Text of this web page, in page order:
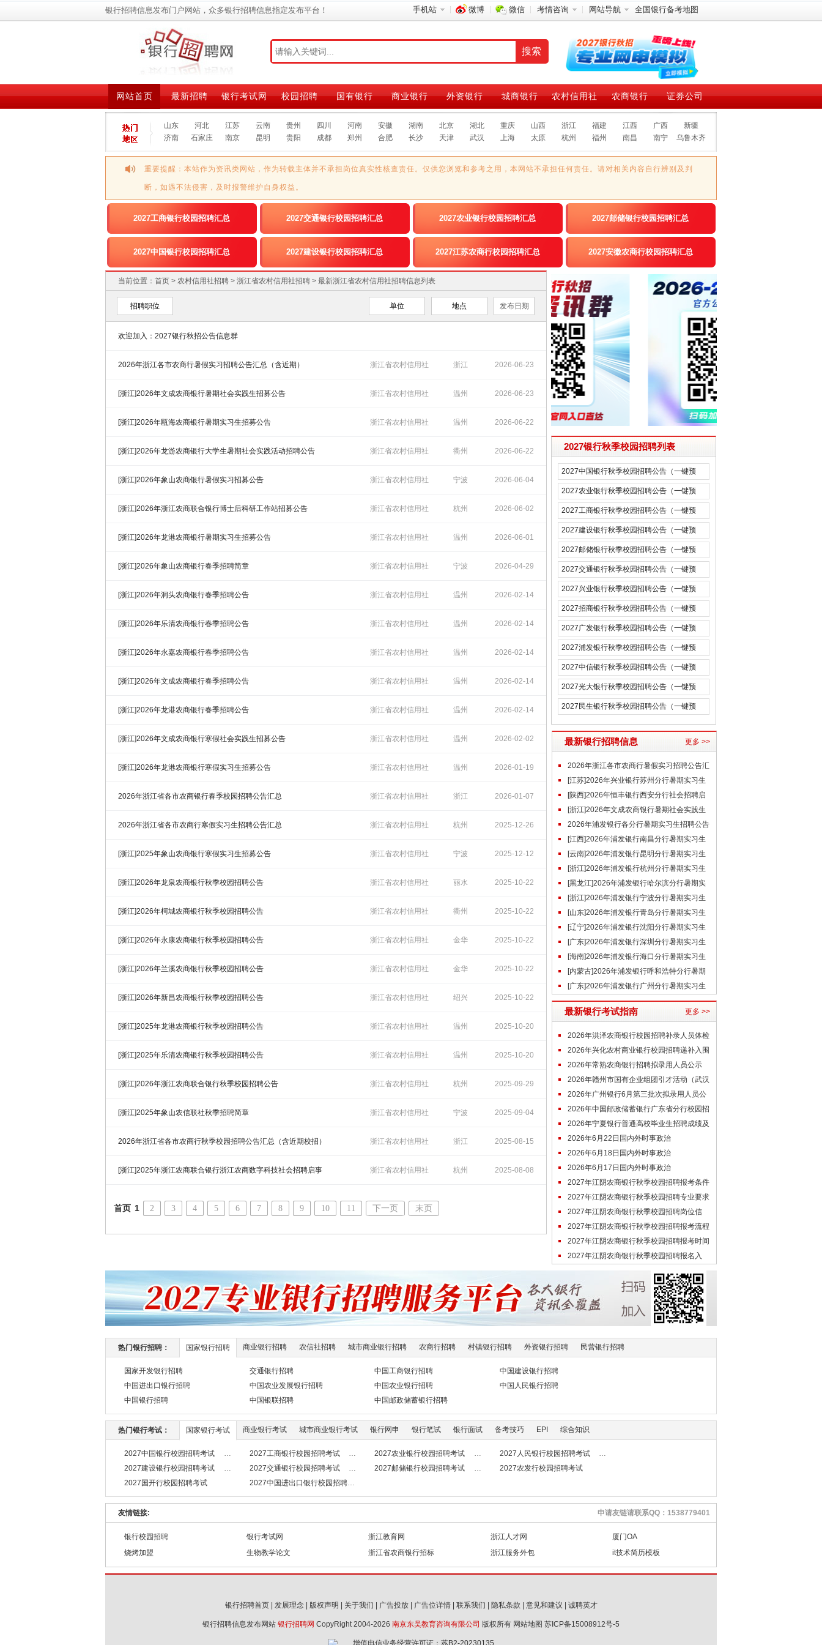
手机站 微博 微信 考情咨询 网站导航 全国银行备考地图
银行招聘信息发布门户网站，众多银行招聘信息指定发布平台！
网站首页 最新招聘 银行考试网 校园招聘 国有银行 商业银行 外资银行 城商银行 农村信用社 农商银行 证券公司
山东 河北 江苏 云南 贵州 四川 河南 安徽 湖南 北京 湖北 重庆 山西 浙江 福建 江西 广西
新疆
济南
石家庄 南京 昆明 贵阳 成都 郑州 合肥 长沙 天津 武汉 上海 太原 杭州 福州 南昌 南宁 乌鲁木齐
重要提醒：本站作为资讯类网站，作为转载主体并不承担岗位真实性核查责任。仅供您浏览和参考之用，本网站不承担任何责任。请对相关内容自行辨别及判
断，如遇不法侵害，及时报警维护自身权益。
2027工商银行校园招聘汇总 2027交通银行校园招聘汇总 2027农业银行校园招聘汇总 2027邮储银行校园招聘汇总
2027中国银行校园招聘汇总 2027建设银行校园招聘汇总 2027江苏农商行校园招聘汇总 2027安徽农商行校园招聘汇总
当前位置： 首页 > 农村信用社招聘 > 浙江省农村信用社招聘 > 最新浙江省农村信用社招聘信息列表
招聘职位 单位 地点 发布日期
欢迎加入：2027银行秋招公告信息群
2026年浙江各市农商行暑假实习招聘公告汇总（含近期） 浙江省农村信用社
招聘
浙江 2026-06-23
14:38:52
[浙江]2026年文成农商银行暑期社会实践生招募公告 浙江省农村信用社
招聘
温州 2026-06-23
14:10:22
[浙江]2026年瓯海农商银行暑期实习生招募公告 浙江省农村信用社
招聘
温州 2026-06-22
11:33:38
[浙江]2026年龙游农商银行大学生暑期社会实践活动招聘公告 浙江省农村信用社
招聘
衢州 2026-06-22
11:20:18
[浙江]2026年象山农商银行暑假实习招募公告 浙江省农村信用社
招聘
宁波 2026-06-04
15:07:05
[浙江]2026年浙江农商联合银行博士后科研工作站招募公告 浙江省农村信用社
招聘
杭州 2026-06-02
10:22:46
[浙江]2026年龙港农商银行暑期实习生招募公告 浙江省农村信用社
招聘
温州 2026-06-01
11:14:28
[浙江]2026年象山农商银行春季招聘简章 浙江省农村信用社
招聘
宁波 2026-04-29
14:18:45
[浙江]2026年洞头农商银行春季招聘公告 浙江省农村信用社
招聘
温州 2026-02-14
17:02:46
[浙江]2026年乐清农商银行春季招聘公告 浙江省农村信用社
招聘
温州 2026-02-14
16:54:39
[浙江]2026年永嘉农商银行春季招聘公告 浙江省农村信用社
招聘
温州 2026-02-14
16:30:48
[浙江]2026年文成农商银行春季招聘公告 浙江省农村信用社
招聘
温州 2026-02-14
16:22:27
[浙江]2026年龙港农商银行春季招聘公告 浙江省农村信用社
招聘
温州 2026-02-14
15:18:36
[浙江]2026年文成农商银行寒假社会实践生招募公告 浙江省农村信用社
招聘
温州 2026-02-02
17:00:48
[浙江]2026年龙港农商银行寒假实习生招募公告 浙江省农村信用社
招聘
温州 2026-01-19
10:09:00
2026年浙江省各市农商银行春季校园招聘公告汇总 浙江省农村信用社
招聘
浙江 2026-01-07
10:42:01
2026年浙江省各市农商行寒假实习生招聘公告汇总 浙江省农村信用社
招聘
杭州 2025-12-26
10:02:32
[浙江]2025年象山农商银行寒假实习生招募公告 浙江省农村信用社
招聘
宁波 2025-12-12
15:49:10
[浙江]2026年龙泉农商银行秋季校园招聘公告 浙江省农村信用社
招聘
丽水 2025-10-22
17:38:38
[浙江]2026年柯城农商银行秋季校园招聘公告 浙江省农村信用社
招聘
衢州 2025-10-22
17:35:19
[浙江]2026年永康农商银行秋季校园招聘公告 浙江省农村信用社
招聘
金华 2025-10-22
17:32:27
[浙江]2026年兰溪农商银行秋季校园招聘公告 浙江省农村信用社
招聘
金华 2025-10-22
17:27:32
[浙江]2026年新昌农商银行秋季校园招聘公告 浙江省农村信用社
招聘
绍兴 2025-10-22
17:24:46
[浙江]2025年龙港农商银行秋季校园招聘公告 浙江省农村信用社
招聘
温州 2025-10-20
17:08:42
[浙江]2025年乐清农商银行秋季校园招聘公告 浙江省农村信用社
招聘
温州 2025-10-20
16:52:02
[浙江]2026年浙江农商联合银行秋季校园招聘公告 浙江省农村信用社
招聘
杭州 2025-09-29
14:58:57
[浙江]2025年象山农信联社秋季招聘简章 浙江省农村信用社
招聘
宁波 2025-09-04
10:48:11
2026年浙江省各市农商行秋季校园招聘公告汇总（含近期校招） 浙江省农村信用社
招聘
浙江 2025-08-15
17:57:04
[浙江]2025年浙江农商联合银行浙江农商数字科技社会招聘启事 浙江省农村信用社 杭州 2025-08-08
首页 1 2 3 4 5 6 7 8 9 10 11 下一页 末页
2027银行秋季校园招聘列表
2027中国银行秋季校园招聘公告（一键预
约）
2027农业银行秋季校园招聘公告（一键预
约）
2027工商银行秋季校园招聘公告（一键预
约）
2027建设银行秋季校园招聘公告（一键预
约）
2027邮储银行秋季校园招聘公告（一键预
约）
2027交通银行秋季校园招聘公告（一键预
约）
2027兴业银行秋季校园招聘公告（一键预
约）
2027招商银行秋季校园招聘公告（一键预
约）
2027广发银行秋季校园招聘公告（一键预
约）
2027浦发银行秋季校园招聘公告（一键预
约）
2027中信银行秋季校园招聘公告（一键预
约）
2027光大银行秋季校园招聘公告（一键预
约）
2027民生银行秋季校园招聘公告（一键预
最新银行招聘信息 更多 >>
2026年浙江各市农商行暑假实习招聘公告汇
总（含近期）
[江苏]2026年兴业银行苏州分行暑期实习生
招聘启事（6.23）
[陕西]2026年恒丰银行西安分行社会招聘启
事（6.23）
[浙江]2026年文成农商银行暑期社会实践生
招募公告
2026年浦发银行各分行暑期实习生招聘公告
汇总[江西]2026年浦发银行南昌分行暑期实习生
招聘公告
[云南]2026年浦发银行昆明分行暑期实习生
招聘公告
[浙江]2026年浦发银行杭州分行暑期实习生
招聘公告
[黑龙江]2026年浦发银行哈尔滨分行暑期实
习生招聘公告
[浙江]2026年浦发银行宁波分行暑期实习生
招聘公告
[山东]2026年浦发银行青岛分行暑期实习生
招聘公告
[辽宁]2026年浦发银行沈阳分行暑期实习生
招聘公告
[广东]2026年浦发银行深圳分行暑期实习生
招聘公告
[海南]2026年浦发银行海口分行暑期实习生
招聘公告
[内蒙古]2026年浦发银行呼和浩特分行暑期
实习生招聘公告
[广东]2026年浦发银行广州分行暑期实习生
招聘公告
最新银行考试指南 更多 >>
2026年洪泽农商银行校园招聘补录人员体检
名单（6.22）
2026年兴化农村商业银行校园招聘递补入围
体检人员名单（6.22）
2026年常熟农商银行招聘拟录用人员公示
（四）
2026年赣州市国有企业组团引才活动（武汉
站）进入背景调查及体检人员名单公
2026年广州银行6月第三批次拟录用人员公
示
2026年中国邮政储蓄银行广东省分行校园招
聘结果公示（第一批）
2026年宁夏银行普通高校毕业生招聘成绩及
拟录用人员名单
2026年6月22日国内外时事政治
2026年6月18日国内外时事政治
2026年6月17日国内外时事政治
2027年江阴农商银行秋季校园招聘报考条件
是什么
2027年江阴农商银行秋季校园招聘专业要求
是什么
2027年江阴农商银行秋季校园招聘岗位信
息：预计9月发布
2027年江阴农商银行秋季校园招聘报考流程
是什么
2027年江阴农商银行秋季校园招聘报考时间
什么时候发布
2027年江阴农商银行秋季校园招聘报名入
热门银行招聘： 国家银行招聘 商业银行招聘 农信社招聘 城市商业银行招聘 农商行招聘 村镇银行招聘 外资银行招聘 民营银行招聘
国家开发银行招聘 交通银行招聘 中国工商银行招聘
中国建设银行招聘
中国进出口银行招聘
中国农业发展银行招聘 中国农业银行招聘
中国人民银行招聘
中国银行招聘
中国银联招聘 中国邮政储蓄银行招聘
热门银行考试： 国家银行考试 商业银行考试 城市商业银行考试 银行网申 银行笔试 银行面试 备考技巧 EPI 综合知识
2027中国银行校园招聘考试 2027工商银行校园招聘考试 2027农业银行校园招聘考试
2027人民银行校园招聘考试
2027建设银行校园招聘考试
2027交通银行校园招聘考试 2027邮储银行校园招聘考试
2027农发行校园招聘考试
2027国开行校园招聘考试
2027中国进出口银行校园招聘考试
友情链接: 申请友链请联系QQ：1538779401
银行校园招聘 银行考试网 浙江教育网 浙江人才网
厦门OA
烧烤加盟
生物教学论文 浙江省农商银行招标 浙江服务外包 it技术简历模板
银行招聘首页| 发展理念| 版权声明 关于我们 广告投放| 广告位详情| 联系我们 隐私条款 意见和建议 诚聘英才
银行招聘信息发布网站 银行招聘网 CopyRight 2004-2026 南京东吴教育咨询有限公司 版权所有 网站地图 苏ICP备15008912号-5
增值电信业务经营许可证：苏B2-20230135